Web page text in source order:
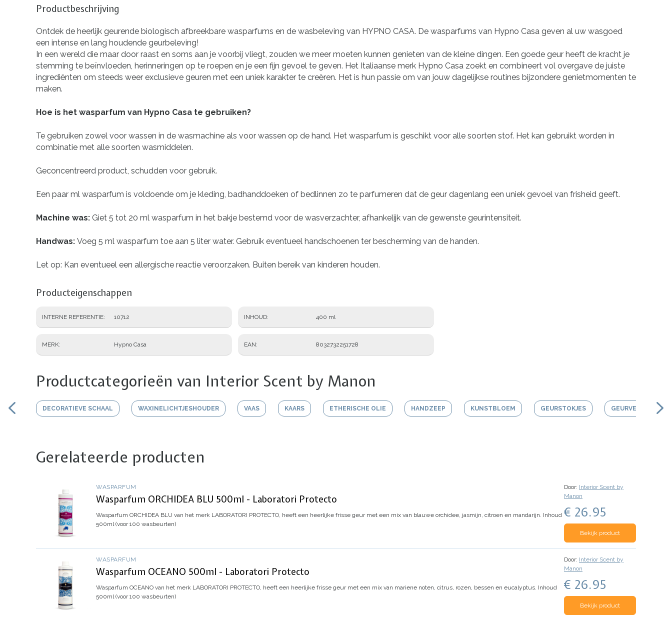
Productbeschrijving
Ontdek de heerlijk geurende biologisch afbreekbare wasparfums en de wasbeleving van HYPNO CASA. De wasparfums van Hypno Casa geven al uw wasgoed
een intense en lang houdende geurbeleving!
In een wereld die maar door raast en soms aan je voorbij vliegt, zouden we meer moeten kunnen genieten van de kleine dingen. Een goede geur heeft de kracht je
stemming te beïnvloeden, herinneringen op te roepen en je een fijn gevoel te geven. Het Italiaanse merk Hypno Casa zoekt en combineert vol overgave de juiste
ingrediënten om steeds weer exclusieve geuren met een uniek karakter te creëren. Het is hun passie om van jouw dagelijkse routines bijzondere genietmomenten te
maken.
Hoe is het wasparfum van Hypno Casa te gebruiken?
Te gebruiken zowel voor wassen in de wasmachine als voor wassen op de hand. Het wasparfum is geschikt voor alle soorten stof. Het kan gebruikt worden in
combinatie met alle soorten wasmiddelen.
Geconcentreerd product, schudden voor gebruik.
Een paar ml wasparfum is voldoende om je kleding, badhanddoeken of bedlinnen zo te parfumeren dat de geur dagenlang een uniek gevoel van frisheid geeft.
Machine was: Giet 5 tot 20 ml wasparfum in het bakje bestemd voor de wasverzachter, afhankelijk van de gewenste geurintensiteit.
Handwas: Voeg 5 ml wasparfum toe aan 5 liter water. Gebruik eventueel handschoenen ter bescherming van de handen.
Let op: Kan eventueel een allergische reactie veroorzaken. Buiten bereik van kinderen houden.
Producteigenschappen
INTERNE REFERENTIE 10712
MERK Hypno Casa
INHOUD 400 ml
EAN 8032732251728
Productcategorieën van Interior Scent by Manon
DECORATIEVE SCHAAL WAXINELICHTJESHOUDER VAAS KAARS ETHERISCHE OLIE HANDZEEP KUNSTBLOEM GEURSTOKJES GEURVERSTUIVER
Gerelateerde producten
WASPARFUM
Wasparfum ORCHIDEA BLU 500ml - Laboratori Protecto
Wasparfum ORCHIDEA BLU van het merk LABORATORI PROTECTO, heeft een heerlijke frisse geur met een mix van blauwe orchidee, jasmijn, citroen en mandarijn. Inhoud
500ml (voor 100 wasbeurten)
Door: Interior Scent by
Manon
€ 26.95
Bekijk product
WASPARFUM
Wasparfum OCEANO 500ml - Laboratori Protecto
Wasparfum OCEANO van het merk LABORATORI PROTECTO, heeft een heerlijke frisse geur met een mix van mariene noten, citrus, rozen, bessen en eucalyptus. Inhoud
500ml (voor 100 wasbeurten)
Door: Interior Scent by
Manon
€ 26.95
Bekijk product